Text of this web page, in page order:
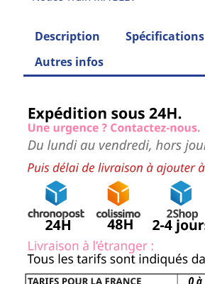
Description Spécifications
Autres infos